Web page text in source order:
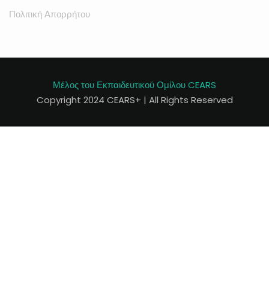
Πολιτική Απορρήτου
Μέλος του Εκπαιδευτικού Ομίλου CEARS
Copyright 2024 CEARS+ | All Rights Reserved